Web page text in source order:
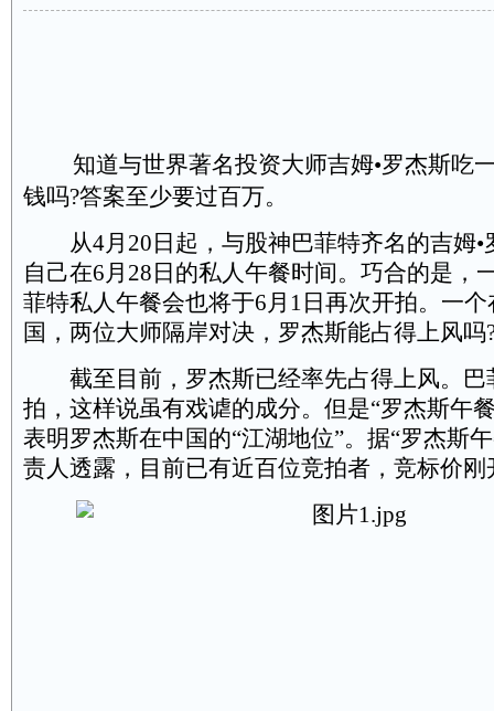
知道与世界著名投资大师吉姆•罗杰斯吃
钱吗?答案至少要过百万。
从4月20日起，与股神巴菲特齐名的吉姆•
自己在6月28日的私人午餐时间。巧合的是，
菲特私人午餐会也将于6月1日再次开拍。一
国，两位大师隔岸对决，罗杰斯能占得上风吗
截至目前，罗杰斯已经率先占得上风。巴
拍，这样说虽有戏谑的成分。但是“罗杰斯午
表明罗杰斯在中国的“江湖地位”。据“罗杰斯
责人透露，目前已有近百位竞拍者，竞标价